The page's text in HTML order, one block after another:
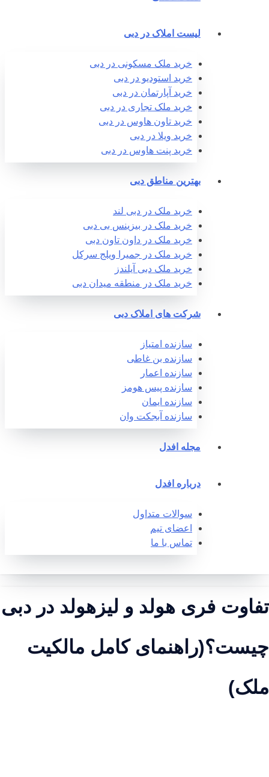
لیست املاک در دبی
خرید ملک مسکونی در دبی
خرید استودیو در دبی
خرید آپارتمان در دبی
خرید ملک تجاری در دبی
خرید تاون هاوس در دبی
خرید ویلا در دبی
خرید پنت هاوس در دبی
بهترین مناطق دبی
خرید ملک در دبی لند
خرید ملک در بیزینس بی دبی
خرید ملک در داون تاون دبی
خرید ملک در جمیرا ویلج سرکل
خرید ملک دبی آیلندز
خرید ملک در منطقه میدان دبی
شرکت های املاک دبی
سازنده امتیاز
سازنده بن غاطی
سازنده اعمار
سازنده پیس هومز
سازنده ایمان
سازنده آبجکت وان‎
مجله افدل
درباره افدل
سوالات متداول
اعضای تیم
تماس با ما
فری هولد و لیزهولد در دبی
کامل مالکیت